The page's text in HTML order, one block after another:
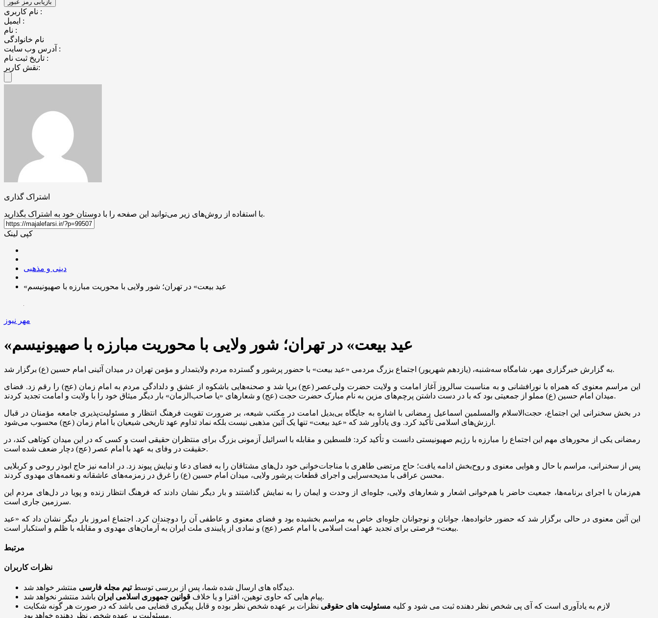
نام کاربری :
ایمیل :
نام :
نام خانوادگی
آدرس وب سایت :
تاریخ ثبت نام :
نقش کاربر:
اشتراک گذاری
با استفاده از روش‌های زیر می‌توانید این صفحه را با دوستان خود به اشتراک بگذارید.
کپی لینک
دینی و مذهبی
«عید بیعت» در تهران؛ شور ولایی با محوریت مبارزه با صهیونیسم
مهر نیوز
«عید بیعت» در تهران؛ شور ولایی با محوریت مبارزه با صهیونیسم
به گزارش خبرگزاری مهر، شامگاه سه‌شنبه، (یازدهم شهریور) اجتماع بزرگ مردمی «عید بیعت» با حضور پرشور و گسترده مردم ولایتمدار و مؤمن تهران در میدان آئینی امام حسین (ع) برگزار شد.
این مراسم معنوی که همراه با نورافشانی و به مناسبت سالروز آغاز امامت و ولایت حضرت ولی‌عصر (عج) برپا شد و صحنه‌هایی باشکوه از عشق و دلدادگی مردم به امام زمان (عج) را رقم زد. فضای
میدان امام حسین (ع) مملو از جمعیتی بود که با در دست داشتن پرچم‌های مزین به نام مبارک حضرت حجت (عج ) و شعارهای «یا صاحب‌الزمان» بار دیگر میثاق خود را با ولایت و امامت تجدید کردند.
در بخش سخنرانی این اجتماع، حجت‌الاسلام والمسلمین اسماعیل رمضانی با اشاره به جایگاه بی‌بدیل امامت در مکتب شیعه، بر ضرورت تقویت فرهنگ انتظار و مسئولیت‌پذیری جامعه مؤمنان در قبال
ارزش‌های اسلامی تأکید کرد. وی یادآور شد که «عید بیعت» تنها یک آئین مذهبی نیست بلکه نماد تداوم عهد تاریخی شیعیان با امام زمان (عج ) محسوب می‌شود.
رمضانی یکی از محورهای مهم این اجتماع را مبارزه با رژیم صهیونیستی دانست و تأکید کرد: فلسطین و مقابله با اسرائیل آزمونی بزرگ برای منتظران حقیقی است و کسی که در این میدان کوتاهی کند، در
حقیقت در وفای به عهد با امام عصر (عج ) دچار ضعف شده است.
پس از سخنرانی، مراسم با حال و هوایی معنوی و روح‌بخش ادامه یافت؛ حاج مرتضی طاهری با مناجات‌خوانی خود دل‌های مشتاقان را به فضای دعا و نیایش پیوند زد. در ادامه نیز حاج ابوذر روحی و کربلایی
محسن عراقی با مدیحه‌سرایی و اجرای قطعات پرشور ولایی، میدان امام حسین (ع) را غرق در زمزمه‌های عاشقانه و نغمه‌های مهدوی کردند.
هم‌زمان با اجرای برنامه‌ها، جمعیت حاضر با هم‌خوانی اشعار و شعارهای ولایی، جلوه‌ای از وحدت و ایمان را به نمایش گذاشتند و بار دیگر نشان دادند که فرهنگ انتظار زنده و پویا در دل‌های مردم این
سرزمین جاری است.
این آئین معنوی در حالی برگزار شد که حضور خانواده‌ها، جوانان و نوجوانان جلوه‌ای خاص به مراسم بخشیده بود و فضای معنوی و عاطفی آن را دوچندان کرد. اجتماع امروز بار دیگر نشان داد که «عید
بیعت» فرصتی برای تجدید عهد امت اسلامی با امام عصر (عج ) و نمادی از پایبندی ملت ایران به آرمان‌های مهدوی و مقابله با ظلم و استکبار است.
مرتبط
نظرات کاربران
دیدگاه های ارسال شده شما، پس از بررسی توسطتیم مجله فارسی
منتشر خواهد شد.
پیام هایی که حاوی توهین، افترا و یا خلاف قوانین جمهوری اسلامی ایران
باشد منتشر نخواهد شد.
لازم به یادآوری است که آی پی شخص نظر دهنده ثبت می شود و کلیه مسئولیت های حقوقی نظرات بر عهده شخص نظر بوده و قابل پیگیری قضایی می باشد که در صورت هر گونه شکایت
مسئولیت بر عهده شخص نظر دهنده خواهد بود.